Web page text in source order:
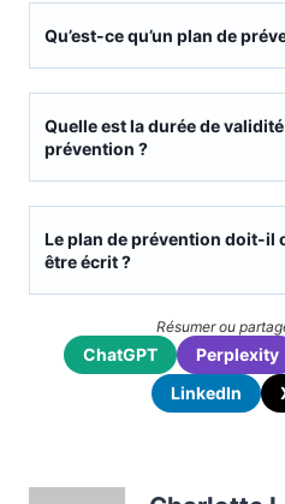
Qu’est-ce qu’un plan de
Quelle est la durée de validité
prévention ?
Le plan de prévention doit-il
être écrit ?
ChatGPT Perplexity
LinkedIn